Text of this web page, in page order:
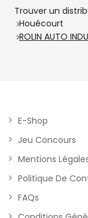
Trouver un
Houécourt
ROLIN AUTO
E-Shop
Jeu Concours
Mentions
Politique De
FAQs